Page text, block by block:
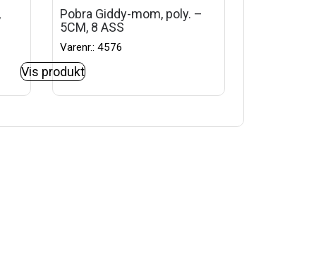
Pobra Giddy-mom, poly. –
5CM, 8 ASS
Varenr.: 4576
Vis produkt